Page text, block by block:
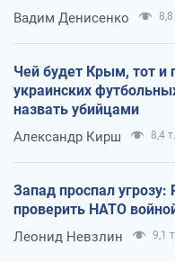
Вадим Денисенко 8,8
Чей будет Крым, тот и
украинских
назвать убийцами
Александр Кирш 8,4 т.
Запад проспал
проверить НАТО
Леонид Невзлин 9,1 т.